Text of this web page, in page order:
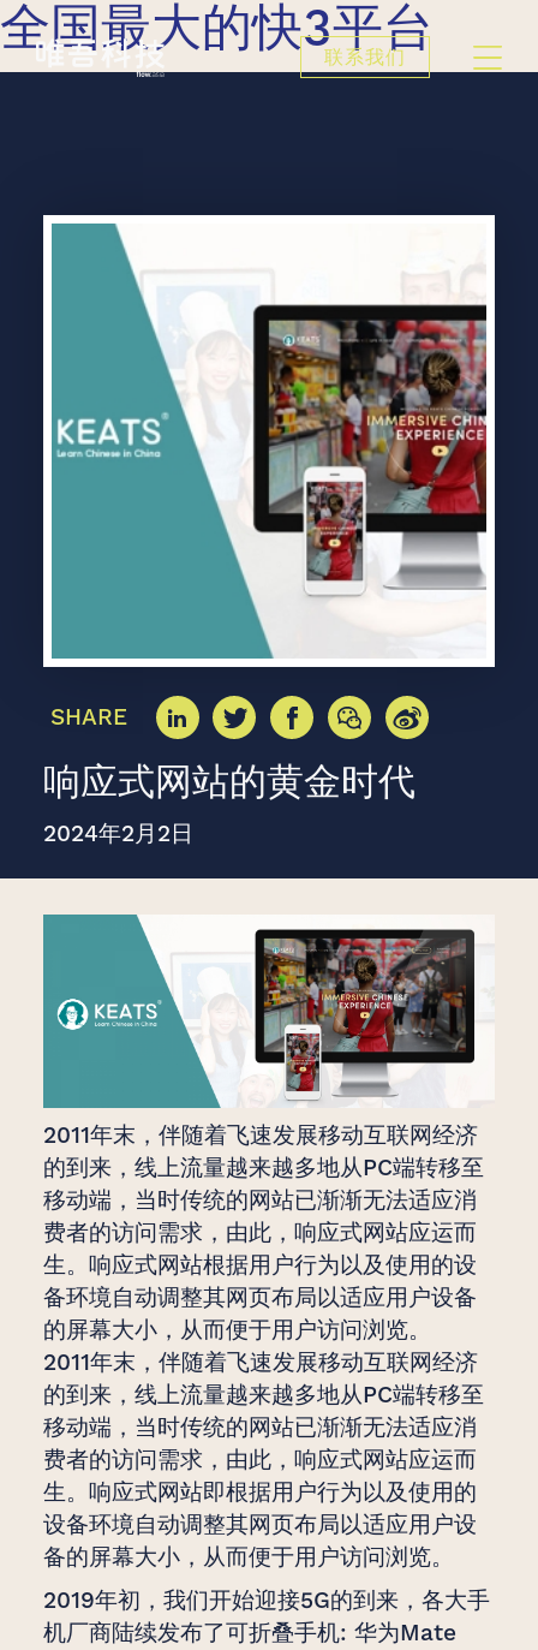
全国最大的快3平台
联系我们
SHARE
响应式网站的黄金时代
2024年2月2日
2011年末，伴随着飞速发展移动互联网经济
的到来，线上流量越来越多地从PC端转移至
移动端，当时传统的网站已渐渐无法适应消
费者的访问需求，由此，响应式网站应运而
生。响应式网站根据用户行为以及使用的设
备环境自动调整其网页布局以适应用户设备
的屏幕大小，从而便于用户访问浏览。
2011年末，伴随着飞速发展移动互联网经济
的到来，线上流量越来越多地从PC端转移至
移动端，当时传统的网站已渐渐无法适应消
费者的访问需求，由此，响应式网站应运而
生。响应式网站即根据用户行为以及使用的
设备环境自动调整其网页布局以适应用户设
备的屏幕大小，从而便于用户访问浏览。
2019年初，我们开始迎接5G的到来，各大手
机厂商陆续发布了可折叠手机: 华为Mate